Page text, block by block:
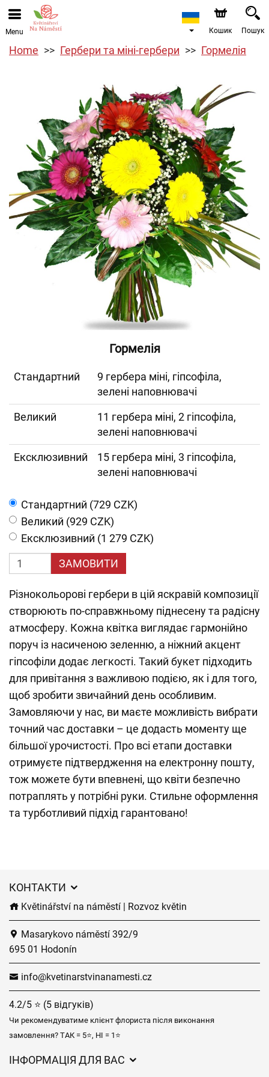
Menu Кошик Пошук
Home Гербери та міні-гербери Гормелія
Гормелія
Cтандартний
9 гербера міні, гіпсофіла,
зелені наповнювачі
Великий
11 гербера міні, 2 гіпсофіла,
зелені наповнювачі
Ексклюзивний
15 гербера міні, 3 гіпсофіла,
зелені наповнювачі
Cтандартний (729 CZK)
Великий (929 CZK)
Ексклюзивний (1 279 CZK)
ЗАМОВИТИ
Різнокольорові гербери в цій яскравій композиції
створюють по-справжньому піднесену та радісну
атмосферу. Кожна квітка виглядає гармонійно
поруч із насиченою зеленню, а ніжний акцент
гіпсофіли додає легкості. Такий букет підходить
для привітання з важливою подією, як і для того,
щоб зробити звичайний день особливим.
Замовляючи у нас, ви маєте можливість вибрати
точний час доставки – це додасть моменту ще
більшої урочистості. Про всі етапи доставки
отримуєте підтвердження на електронну пошту,
тож можете бути впевнені, що квіти безпечно
потраплять у потрібні руки. Стильне оформлення
та турботливий підхід гарантовано!
КОНТАКТИ
Květinářství na náměstí | Rozvoz květin
Masarykovo náměstí 392/9
695 01 Hodonín
info@kvetinarstvinanamesti.cz
4.2/5 ⭐ (5 відгуків)
Чи рекомендуватиме клієнт флориста після виконання
замовлення? ТАК = 5⭐, НІ = 1⭐
ІНФОРМАЦІЯ ДЛЯ ВАС